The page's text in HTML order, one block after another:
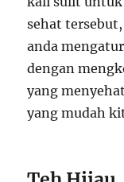
sehat
anda
dengan
yang
yang mudah